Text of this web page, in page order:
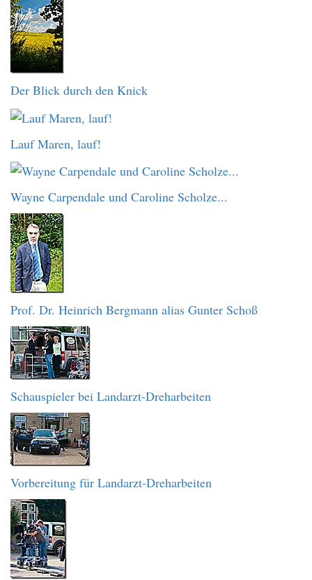
Der Blick durch den Knick
Lauf Maren, lauf!
Wayne Carpendale und Caroline Scholze...
Prof. Dr. Heinrich Bergmann alias Gunter Schoß
Schauspieler bei Landarzt-Dreharbeiten
Vorbereitung für Landarzt-Dreharbeiten